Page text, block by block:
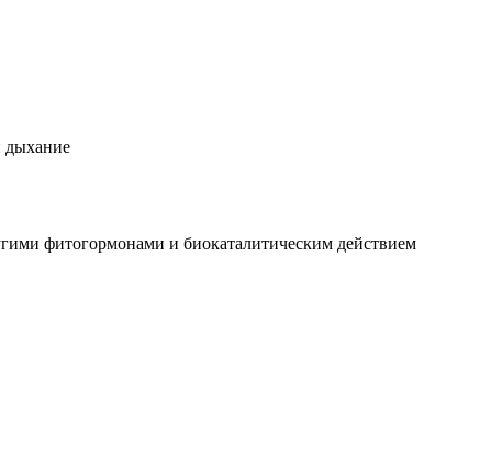
дыхание
фитогормонами и биокаталитическим действием